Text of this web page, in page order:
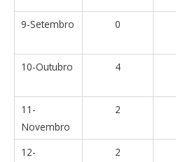
9-Setembro 0
10-Outubro 4
11-
Novembro
2
12-
2